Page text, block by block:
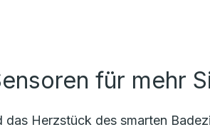
für mehr
das Herzstück des smarten